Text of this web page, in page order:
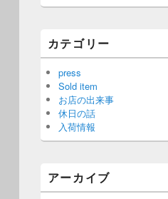
カテゴリー
press
Sold item
お店の出来事
休日の話
入荷情報
アーカイブ